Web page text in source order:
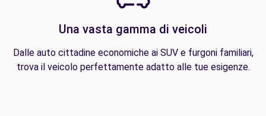
Una vasta gamma di veicoli
Dalle auto cittadine economiche ai SUV e furgoni familiari,
trova il veicolo perfettamente adatto alle tue esigenze.